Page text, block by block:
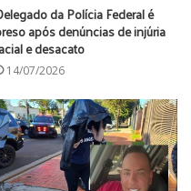
de mandaguaçu
da Polícia Federal é
após denúncias de injúria
e desacato
14/07/2026